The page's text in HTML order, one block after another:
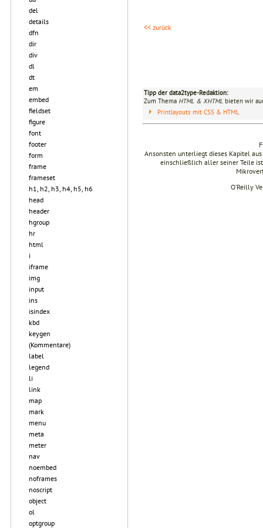
del
details
dfn
dir
div
dl
dt
em
embed
fieldset
figure
font
footer
form
frame
frameset
h1, h2, h3, h4, h5, h6
head
header
hgroup
hr
html
i
iframe
img
input
ins
isindex
kbd
keygen
(Kommentare)
label
legend
li
link
map
mark
menu
meta
meter
nav
noembed
noframes
noscript
object
ol
optgroup
<< zurück
Tipp der data2type-Redaktion:
Zum Thema HTML & XHTML bieten wir
Printlayouts mit CSS & HTML
Ansonsten unterliegt dieses Kapitel
einschließlich aller seiner Teile
O’Reilly